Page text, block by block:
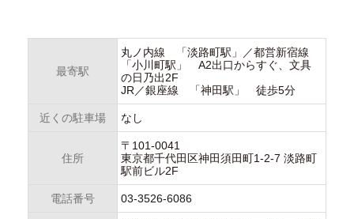
最寄駅
丸ノ内線 「淡路町駅」／都営新宿線
「小川町駅」 A2出口からすぐ、文具
の日乃出2F
JR／銀座線 「神田駅」 徒歩5分
近くの駐車場 なし
住所
〒101-0041
東京都千代田区神田須田町1-2-7 淡路町
駅前ビル2F
電話番号 03-3526-6086